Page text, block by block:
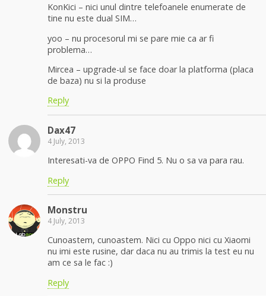
KonKici – nici unul dintre telefoanele enumerate de
tine nu este dual SIM…
yoo – nu procesorul mi se pare mie ca ar fi
problema…
Mircea – upgrade-ul se face doar la platforma (placa
de baza) nu si la produse
Reply
Dax47
4 July, 2013
Interesati-va de OPPO Find 5. Nu o sa va para rau.
Reply
Monstru
4 July, 2013
Cunoastem, cunoastem. Nici cu Oppo nici cu Xiaomi
nu imi este rusine, dar daca nu au trimis la test eu nu
am ce sa le fac :)
Reply